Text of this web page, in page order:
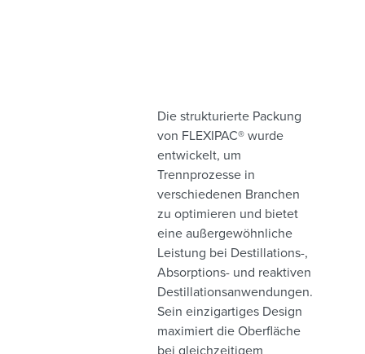
Die strukturierte Packung
von FLEXIPAC® wurde
entwickelt, um
Trennprozesse in
verschiedenen Branchen
zu optimieren und bietet
eine außergewöhnliche
Leistung bei Destillations-,
Absorptions- und reaktiven
Destillationsanwendungen.
Sein einzigartiges Design
maximiert die Oberfläche